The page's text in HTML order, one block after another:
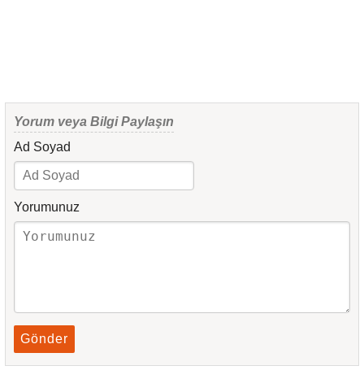
Yorum veya Bilgi Paylaşın
Ad Soyad
Yorumunuz
Gönder